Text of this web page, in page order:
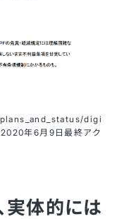
digi
年6月9日最終アク
実体的には